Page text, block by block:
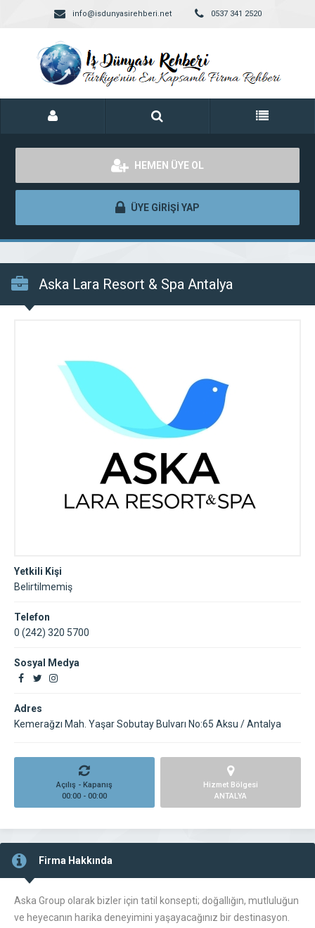
info@isdunyasirehberi.net 0537 341 2520
HEMEN ÜYE OL
ÜYE GİRİŞİ YAP
Aska Lara Resort & Spa Antalya
Yetkili Kişi
Belirtilmemiş
Telefon
0 (242) 320 5700
Sosyal Medya
Adres
Kemerağzı Mah. Yaşar Sobutay Bulvarı No:65 Aksu / Antalya
Açılış - Kapanış
00:00 - 00:00
Hizmet Bölgesi
ANTALYA
Firma Hakkında
Aska Group olarak bizler için tatil konsepti; doğallığın, mutluluğun
ve heyecanın harika deneyimini yaşayacağınız bir destinasyon.